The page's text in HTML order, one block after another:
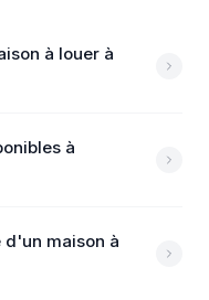
à louer à
à
d'un maison à